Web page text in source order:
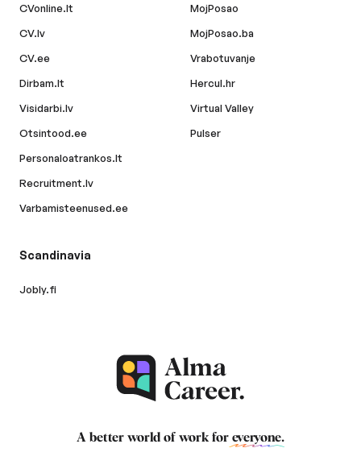
CVonline.lt
CV.lv
CV.ee
Dirbam.lt
Visidarbi.lv
Otsintood.ee
Personaloatrankos.lt
Recruitment.lv
Varbamisteenused.ee
MojPosao
MojPosao.ba
Vrabotuvanje
Hercul.hr
Virtual Valley
Pulser
Scandinavia
Jobly.fi
A better world of work for everyone.